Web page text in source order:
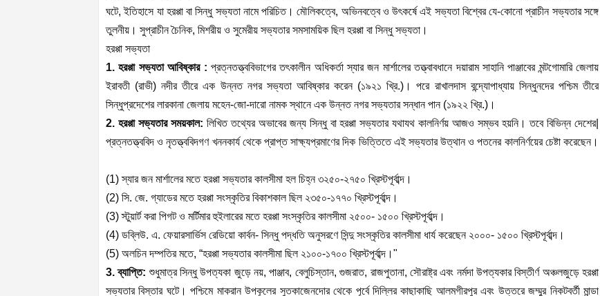
ঘটে, ইতিহাসে যা হরপ্পা বা সিন্ধু সভ্যতা নামে পরিচিত। মৌলিকত্বে, অভিনবত্বে ও উৎকর্ষে এই সভ্যতা বিশ্বের যে-কোনো প্রাচীন সভ্যতার সঙ্গে
তুলনীয়। সুপ্রাচীন চৈনিক, মিশরীয় ও সুমেরীয় সভ্যতার সমসাময়িক ছিল হরপ্পা বা সিন্ধু সভ্যতা।
হরপ্পা সভ্যতা
1. হরপ্পা সভ্যতা আবিষ্কার : প্রত্নতত্ত্ববিভাগের তৎকালীন অধিকর্তা স্যার জন মার্শালের তত্ত্বাবধানে দয়ারাম সাহানি পাঞ্জাবের মন্টগোমারি জেলায়
ইরাবতী (রাভী) নদীর তীরে এক উন্নত নগর সভ্যতা আবিষ্কার করেন (১৯২১ খ্রি.)। পরে রাখালদাস বন্দ্যোপাধ্যায় সিন্ধুনদের পশ্চিম তীরে
সিন্ধুপ্রদেশের লারকানা জেলায় মহেন-জো-দারো নামক স্থানে এক উন্নত নগর সভ্যতার সন্ধান পান (১৯২২ খ্রি.)।
2. হরপ্পা সভ্যতার সময়কাল: লিখিত তথ্যের অভাবের জন্য সিন্ধু বা হরপ্পা সভ্যতার যথাযথ কালনির্ণয় আজও সম্ভব হয়নি। তবে বিভিন্ন দেশের|
প্রত্নতত্ত্ববিদ ও নৃতত্ত্ববিদগণ খননকার্য থেকে প্রাপ্ত সাক্ষ্যপ্রমাণের দিক ভিত্তিতে এই সভ্যতার উত্থান ও পতনের কালনির্ণয়ের চেষ্টা করেছেন।
(1) স্যার জন মার্শালের মতে হরপ্পা সভ্যতার কালসীমা হল চিহ্ন ৩২৫০-২৭৫০ খ্রিস্টপূর্বাব্দ।
(2) সি. জে. গ্যাডের মতে হরপ্পা সংস্কৃতির বিকাশকাল ছিল ২৩৫০-১৭৭০ খ্রিস্টপূর্বাব্দ।
(3) স্টুয়ার্ট করা পিগট ও মর্টিমার হুইলারের মতে হরপ্পা সংস্কৃতির কালসীমা ২৫০০- ১৫০০ খ্রিস্টপূর্বাব্দ।
(4) ডব্লিউ. এ. ফেয়ারসার্ভিস রেডিয়ো কার্বন- সিন্ধু পদ্ধতি অনুসরণে সিন্দু সংস্কৃতির কালসীমা ধার্য করেছেন ২০০০- ১৫০০ খ্রিস্টপূর্বাব্দ।
(5) অলচিন দম্পতির মতে, “হরপ্পা সভ্যতার কালসীমা ছিল ২১০০-১৭০০ খ্রিস্টপূর্বাব্দ।"
3. ব্যাপ্তি: শুধুমাত্র সিন্ধু উপত্যকা জুড়ে নয়, পাঞ্জাব, বেলুচিস্তান, গুজরাত, রাজপুতানা, সৌরাষ্ট্র এবং নর্মদা উপত্যকার বিস্তীর্ণ অঞ্চলজুড়ে হরপ্পা
সভ্যতার বিস্তার ঘটে। পশ্চিমে মাকরান উপকূলের সুতকাজেনদোর থেকে পূর্বে দিল্লির কাছাকাছি আলমগীরপুর এবং উত্তরে জম্মুর নিকটবর্তী মান্ডা